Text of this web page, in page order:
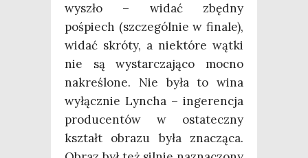
wyszło – widać zbęd­ny
pośpiech (szcze­gól­nie w fina­le),
widać skró­ty, a nie­któ­re wąt­ki
nie są wystar­cza­ją­co moc­no
nakre­ślo­ne. Nie była to wina
wyłącz­nie Lyn­cha – inge­ren­cja
pro­du­cen­tów w osta­tecz­ny
kształt obra­zu była zna­czą­ca.